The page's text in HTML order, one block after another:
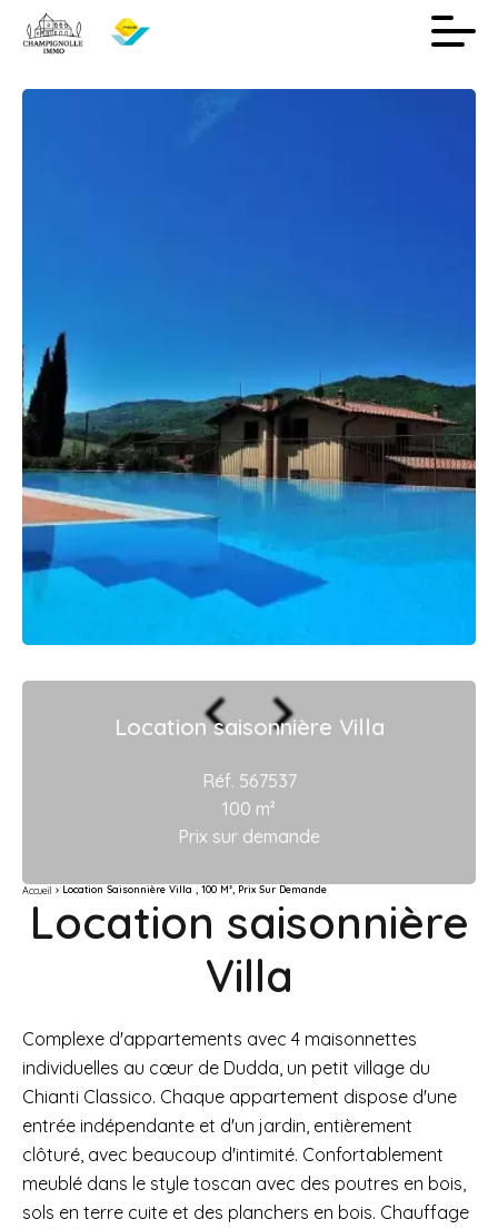
Location saisonnière Villa
Réf. 567537
100 m²
Prix sur demande
Accueil Location Saisonnière Villa , 100 M², Prix Sur Demande
Location saisonnière
Villa
Complexe d'appartements avec 4 maisonnettes
individuelles au cœur de Dudda, un petit village du
Chianti Classico. Chaque appartement dispose d'une
entrée indépendante et d'un jardin, entièrement
clôturé, avec beaucoup d'intimité. Confortablement
meublé dans le style toscan avec des poutres en bois,
sols en terre cuite et des planchers en bois. Chauffage